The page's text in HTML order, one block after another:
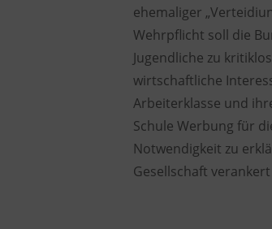
ehemaliger
Wehrpflicht soll die
Jugendliche zu
wirtschaftliche
Arbeiterklasse und
Schule Werbung für
Notwendigkeit zu
Gesellschaft